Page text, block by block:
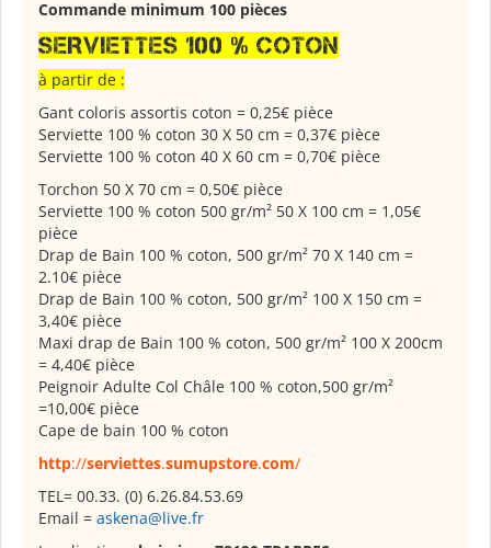
Commande minimum 100 pièces
SERVIETTES 100 % COTON
à partir de :
Gant coloris assortis coton = 0,25€ pièce
Serviette 100 % coton 30 X 50 cm = 0,37€ pièce
Serviette 100 % coton 40 X 60 cm = 0,70€ pièce
Torchon 50 X 70 cm = 0,50€ pièce
Serviette 100 % coton 500 gr/m² 50 X 100 cm = 1,05€
pièce
Drap de Bain 100 % coton, 500 gr/m² 70 X 140 cm =
2.10€ pièce
Drap de Bain 100 % coton, 500 gr/m² 100 X 150 cm =
3,40€ pièce
Maxi drap de Bain 100 % coton, 500 gr/m² 100 X 200cm
= 4,40€ pièce
Peignoir Adulte Col Châle 100 % coton,500 gr/m²
=10,00€ pièce
Cape de bain 100 % coton
http://serviettes.sumupstore.com/
TEL= 00.33. (0) 6.26.84.53.69
Email = askena@live.fr